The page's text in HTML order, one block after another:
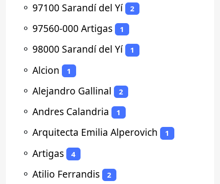
⚬ 97100 Sarandí del Yí 2
⚬ 97560-000 Artigas 1
⚬ 98000 Sarandí del Yí 1
⚬ Alcion 1
⚬ Alejandro Gallinal 2
⚬ Andres Calandria 1
⚬ Arquitecta Emilia Alperovich 1
⚬ Artigas 4
⚬ Atilio Ferrandis 2